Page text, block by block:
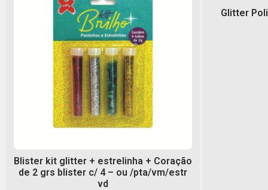
Blister kit glitter + estrelinha + Coração
de 2 grs blister c/ 4 – ou /pta/vm/estr
vd
Glitter